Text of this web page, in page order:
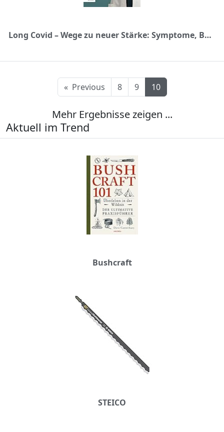
Long Covid – Wege zu neuer Stärke: Symptome, Behandlungswege, Hilfe zur Selbsthilfe
« Previous 8 9 10
Mehr Ergebnisse zeigen ...
Aktuell im Trend
Bushcraft
STEICO